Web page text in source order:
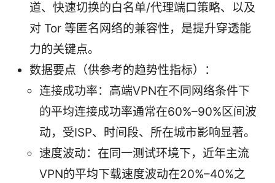
道、快速切换的白名单/代理端口策略、以及
对 Tor 等匿名网络的兼容性，是提升穿透能
力的关键点。
数据要点（供参考的趋势性指标）：
连接成功率：高端VPN在不同网络条件下
的平均连接成功率通常在60%–90%区间波
动，受ISP、时间段、所在城市影响显著。
速度波动：在同一测试环境下，近年主流
VPN的平均下载速度波动在20%–40%之